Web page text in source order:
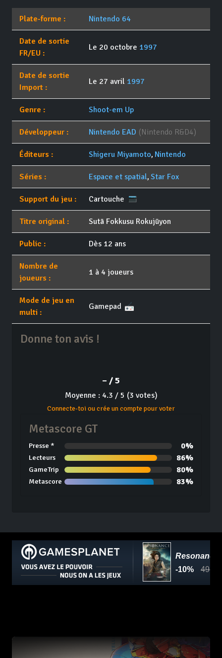
Plate-forme : Nintendo 64
Date de sortie
FR/EU :
Le 20 octobre 1997
Date de sortie
Import :
Le 27 avril 1997
Genre : Shoot-em Up
Développeur : Nintendo EAD (Nintendo R&D4)
Éditeurs : Shigeru Miyamoto, Nintendo
Séries : Espace et spatial, Star Fox
Support du jeu : Cartouche
Titre original : Sutā Fokkusu Rokujūyon
Public : Dès 12 ans
Nombre de
joueurs :
1 à 4 joueurs
Mode de jeu en
multi :
Gamepad
Donne ton avis !
– / 5
Moyenne : 4.3 / 5 (3 votes)
Connecte-toi ou crée un compte pour voter
Metascore GT
Presse * 0%
Lecteurs 86%
GameTrip 80%
Metascore 83%